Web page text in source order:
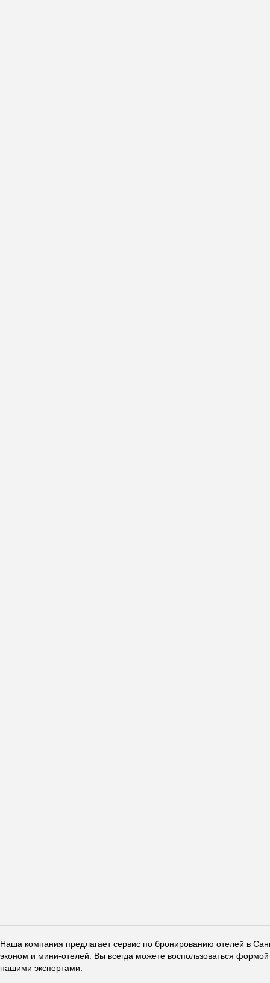
Наша компания предлагает сервис по бронированию отелей в
эконом и мини-отелей. Вы всегда можете воспользоваться
нашими экспертами.